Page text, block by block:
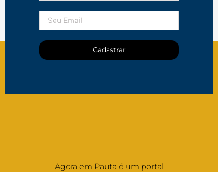
Cadastrar
Agora em Pauta é um portal